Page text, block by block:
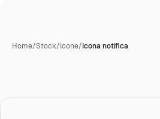
Home/Stock/Icone/Icona notifica